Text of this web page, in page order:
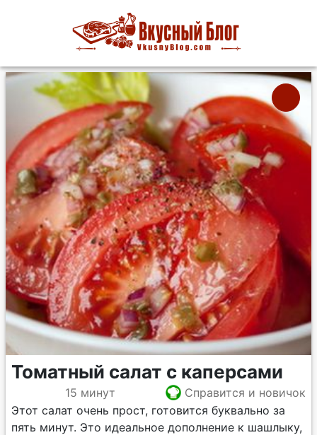
Томатный салат с каперсами
15 минут
Справится и новичок
Этот салат очень прост, готовится буквально за
пять минут. Это идеальное дополнение к шашлыку,